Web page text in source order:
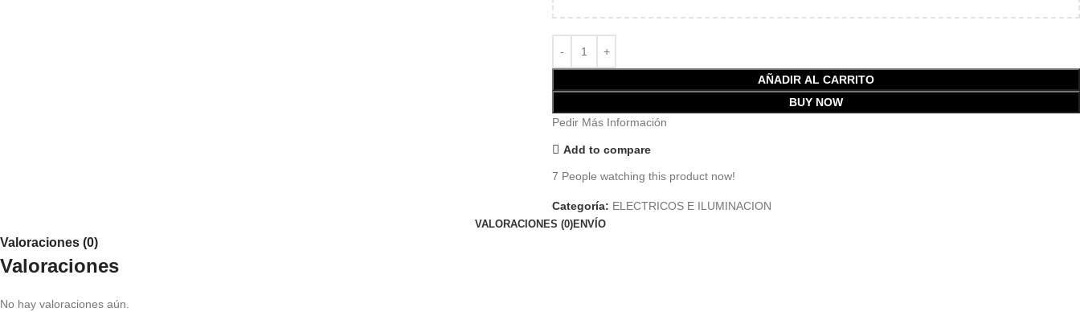
AÑADIR AL CARRITO
BUY NOW
Pedir Más Información
Add to compare
7 People watching this product now!
Categoría: ELECTRICOS E ILUMINACION
VALORACIONES (0)ENVÍO
Valoraciones (0)
Valoraciones
No hay valoraciones aún.